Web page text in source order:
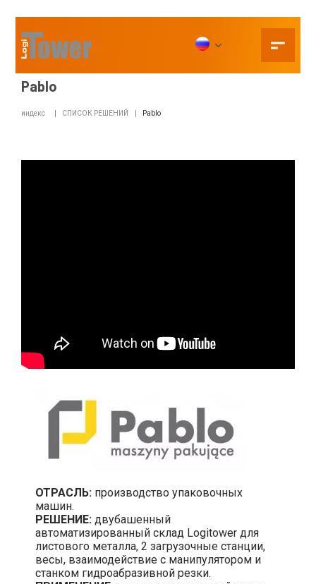
Pablo
индекс СПИСОК РЕШЕНИЙ Pablo
ОТРАСЛЬ: производство упаковочных
машин.
РЕШЕНИЕ: двубашенный
автоматизированный склад Logitower для
листового металла, 2 загрузочные станции,
весы, взаимодействие с манипулятором и
станком гидроабразивной резки.